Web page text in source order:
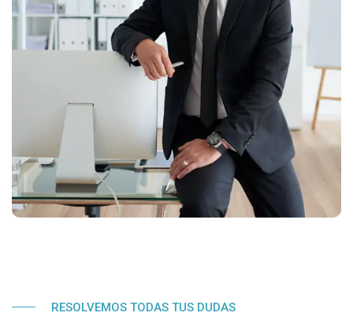
RESOLVEMOS TODAS TUS DUDAS